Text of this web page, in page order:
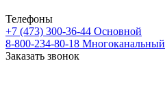
Телефоны
+7 (473) 300-36-44 Основной
8-800-234-80-18 Многоканальный
Заказать звонок